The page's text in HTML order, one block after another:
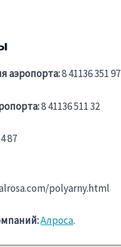
аэропорта:8 41136 351 97
8 41136 511 32
87
polyarny.html
Алроса.